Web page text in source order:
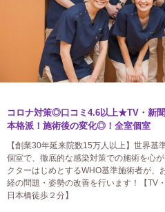
コロナ対策◎口コミ4.6以上★TV・新
本格派！施術後の変化◎！全室個室
【創業30年延来院数15万人以上】世界
個室で、徹底的な感染対策での施術を心
クターはじめとするWHO基準施術者が、
経の問題・姿勢の改善を行います！【TV
日本橋徒歩２分】